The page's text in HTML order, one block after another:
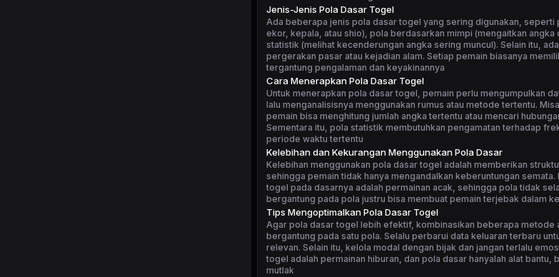
Jenis-Jenis Pola Dasar Togel
Ada beberapa jenis pola dasar togel yang sering digunakan, seperti
ekor, kepala, atau shio), pola berdasarkan mimpi (mengaitkan
statistik (melihat kecenderungan angka sering muncul). Selain itu,
pergerakan pasar atau kejadian alam. Setiap pemain biasanya
tergantung pengalaman dan keyakinannya
Cara Menerapkan Pola Dasar Togel
Untuk menerapkan pola dasar togel, pemain perlu mengumpulkan
lalu menganalisisnya menggunakan rumus atau metode tertentu.
pemain bisa menghitung jumlah angka tertentu atau mencari
Sementara itu, pola statistik membutuhkan pengamatan terhadap
periode waktu tertentu
Kelebihan dan Kekurangan Menggunakan Pola Dasar
Kelebihan menggunakan pola dasar togel adalah memberikan
sehingga pemain tidak hanya mengandalkan keberuntungan semata.
togel pada dasarnya adalah permainan acak, sehingga pola tidak
bergantung pada pola justru bisa membuat pemain terjebak dalam
Tips Mengoptimalkan Pola Dasar Togel
Agar pola dasar togel lebih efektif, kombinasikan beberapa metode
bergantung pada satu pola. Selalu perbarui data keluaran terbaru
relevan. Selain itu, kelola modal dengan bijak dan jangan terlalu
togel adalah permainan hiburan, dan pola dasar hanyalah alat bantu,
mutlak